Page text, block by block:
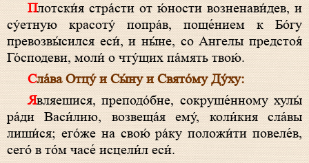
Плотски́я стра́сти от ю́ности возненави́дев, и
су́етную красоту́ попра́в, поще́нием к Бо́гу
превозвы́сился еси́, и ны́не, со Ангелы предстоя́
Го́сподеви, моли́ о чту́щих па́мять твою́.
Сла́ва Отцу́ и Сы́ну и Свято́му Ду́ху:
Являешися, преподо́бне, сокруше́нному хулы́
ра́ди Васи́лию, возвеща́я ему́, коли́кия сла́вы
лиши́ся; его́же на свою́ ра́ку положи́ти повеле́в,
сего́ в то́м часе́ исцели́л еси́.